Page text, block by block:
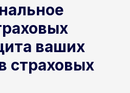
ваших
страховых